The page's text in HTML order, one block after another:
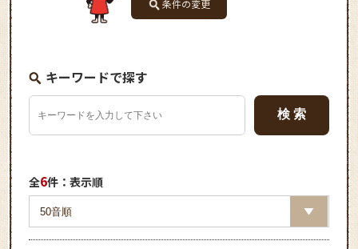
条件の変更
キーワードで探す
全6件：表示順